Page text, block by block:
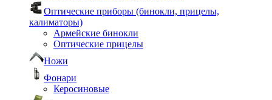
Оптические приборы (бинокли, прицелы,
калиматоры)
Армейские бинокли
Оптические прицелы
Ножи
Фонари
Керосиновые